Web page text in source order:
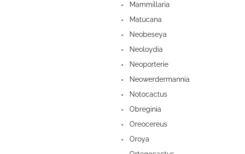
Mammillaria
Matucana
Neobeseya
Neoloydia
Neoporterie
Neowerdermannia
Notocactus
Obreginia
Oreocereus
Oroya